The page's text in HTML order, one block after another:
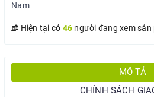
Nam
Hiện tại có 46 người đang xem sản
MÔ TẢ
CHÍNH SÁCH